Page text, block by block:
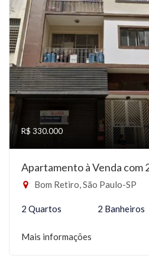
R$ 330.000
Apartamento à Venda com
Bom Retiro, São Paulo-SP
2 Quartos 2 Banheiros
Mais informações